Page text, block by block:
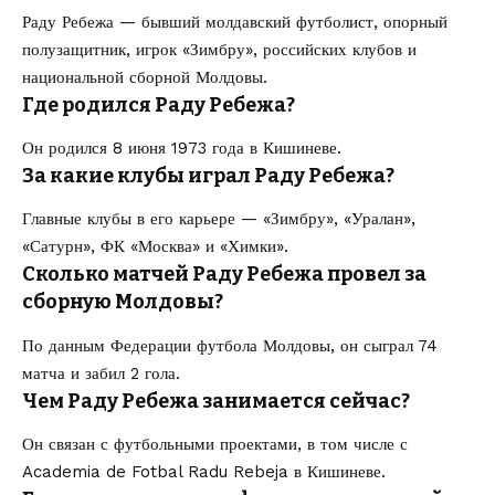
Раду Ребежа — бывший молдавский футболист, опорный
полузащитник, игрок «Зимбру», российских клубов и
национальной сборной Молдовы.
Где родился Раду Ребежа?
Он родился 8 июня 1973 года в Кишиневе.
За какие клубы играл Раду Ребежа?
Главные клубы в его карьере — «Зимбру», «Уралан»,
«Сатурн», ФК «Москва» и «Химки».
Сколько матчей Раду Ребежа провел за
сборную Молдовы?
По данным Федерации футбола Молдовы, он сыграл 74
матча и забил 2 гола.
Чем Раду Ребежа занимается сейчас?
Он связан с футбольными проектами, в том числе с
Academia de Fotbal Radu Rebeja в Кишиневе.